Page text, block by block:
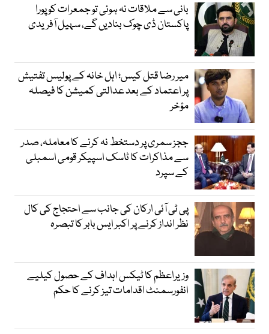
بانی سے ملاقات نہ ہوئی تو جمعرات کو پورا
پاکستان ڈی چوک بنادیں گے، سہیل آفریدی
میر رضا قتل کیس؛ اہل خانہ کے پولیس تفتیش
پر اعتماد کے بعد عدالتی کمیشن کا فیصلہ
مؤخر
ججز سمری پر دستخط نہ کرنے کا معاملہ، صدر
سے مذاکرات کا ٹاسک اسپیکر قومی اسمبلی
کے سپرد
پی ٹی آئی ارکان کی جانب سے احتجاج کی کال
نظر انداز کرنے پر اکبر ایس بابر کا تبصرہ
وزیراعظم کا ٹیکس اہداف کے حصول کیلیے
انفورسمنٹ اقدامات تیز کرنے کا حکم